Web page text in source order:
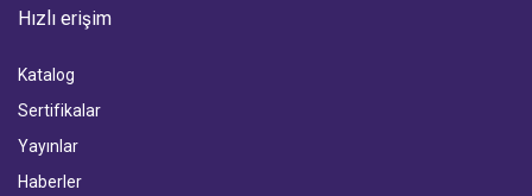
Hızlı erişim
Katalog
Sertifikalar
Yayınlar
Haberler